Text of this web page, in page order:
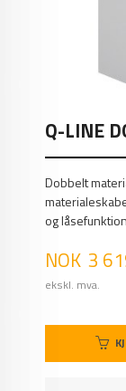
Q-LINE
Dobbelt
og
Pris
NOK 3
ekskl. mva.